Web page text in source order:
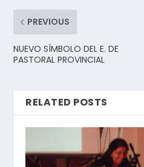
PREVIOUS
NUEVO SÍMBOLO DEL E. DE
PASTORAL PROVINCIAL
RELATED POSTS